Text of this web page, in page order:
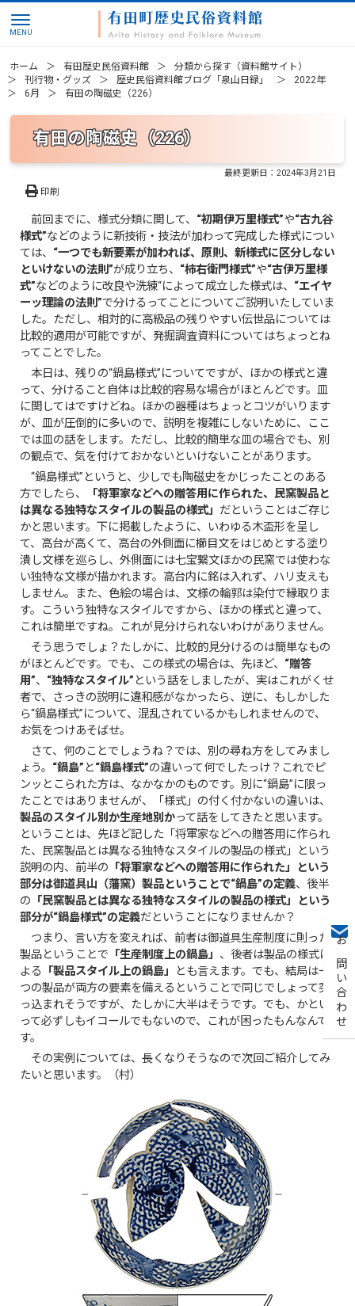
お問い合わせ
ホーム 有田歴史民俗資料館
分類から探す（資料館サイト）
刊行物・グッズ
歴史民俗資料館ブログ「泉山日録」
2022年
6月
有田の陶磁史（226）
有田の陶磁史（226）
最終更新日：2024年3月21日
印刷
前回までに、様式分類に関して、 “初期伊万里様式”や“古九谷
様式”などのように新技術・技法が加わって完成した様式につい
ては、 “一つでも新要素が加われば、原則、新様式に区分しない
といけないの法則”が成り立ち、 “柿右衛門様式”や“古伊万里様
式”などのように改良や洗練“によって成立した様式は、 “エイヤ
ーッ理論の法則”で分けるってことについてご説明いたしていま
した。ただし、相対的に高級品の残りやすい伝世品については
比較的適用が可能ですが、発掘調査資料についてはちょっとね
ってことでした。
本日は、残りの“鍋島様式”についてですが、ほかの様式と違
って、分けること自体は比較的容易な場合がほとんどです。皿
に関してはですけどね。ほかの器種はちょっとコツがいります
が、皿が圧倒的に多いので、説明を複雑にしないために、ここ
では皿の話をします。ただし、比較的簡単な皿の場合でも、別
の観点で、気を付けておかないといけないことがあります。
“鍋島様式”というと、少しでも陶磁史をかじったことのある
方でしたら、
「将軍家などへの贈答用に作られた、民窯製品と
は異なる独特なスタイルの製品の様式」 だということはご存じ
かと思います。下に掲載したように、いわゆる木盃形を呈し
て、高台が高くて、高台の外側面に櫛目文をはじめとする塗り
潰し文様を巡らし、外側面には七宝繋文ほかの民窯では使わな
い独特な文様が描かれます。高台内に銘は入れず、ハリ支えも
しません。また、色絵の場合は、文様の輪郭は染付で縁取りま
す。こういう独特なスタイルですから、ほかの様式と違って、
これは簡単ですね。これが見分けられないわけがありません。
そう思うでしょ？たしかに、比較的見分けるのは簡単なもの
がほとんどです。でも、この様式の場合は、先ほど、 “贈答
用”、 “独特なスタイル” という話をしましたが、実はこれがくせ
者で、さっきの説明に違和感がなかったら、逆に、もしかした
ら“鍋島様式”について、混乱されているかもしれませんので、
お気をつけあそばせ。
さて、何のことでしょうね？では、別の尋ね方をしてみまし
ょう。 “鍋島” と“鍋島様式”の違いって何でしたっけ？これでピ
ンッとこられた方は、なかなかのものです。別に“鍋島”に限っ
たことではありませんが、「様式」の付く付かないの違いは、
製品のスタイル別か生産地別かって話をしてきたと思います。
ということは、先ほど記した「将軍家などへの贈答用に作られ
た、民窯製品とは異なる独特なスタイルの製品の様式」という
説明の内、前半の 「将軍家などへの贈答用に作られた」という
部分は御道具山（藩窯）製品ということで“鍋島”の定義、後半
の 「民窯製品とは異なる独特なスタイルの製品の様式」という
部分が“鍋島様式”の定義だということになりませんか？
つまり、言い方を変えれば、前者は御道具生産制度に則った
製品ということで 「生産制度上の鍋島」 、後者は製品の様式に
よる
「製品スタイル上の鍋島」
とも言えます。でも、結局は一
つの製品が両方の要素を備えるということで同じでしょって突
っ込まれそうですが、たしかに大半はそうです。でも、かとい
って必ずしもイコールでもないので、これが困ったもんなんで
す。
その実例については、長くなりそうなので次回ご紹介してみ
たいと思います。（村）